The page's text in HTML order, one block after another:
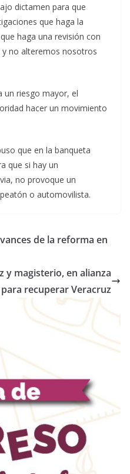
dictamen para que
que haga la
haga una revisión con
no alteremos nosotros
un riesgo mayor, el
hacer un movimiento
que en la banqueta
que si hay un
no provoque un
o automovilista.
de la reforma en
y magisterio, en alianza
para recuperar Veracruz